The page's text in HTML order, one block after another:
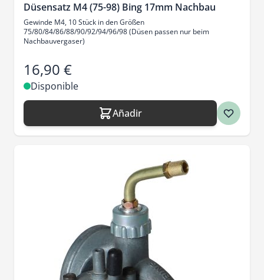
Düsensatz M4 (75-98) Bing 17mm Nachbau
Gewinde M4, 10 Stück in den Größen
75/80/84/86/88/90/92/94/96/98 (Düsen passen nur beim
Nachbauvergaser)
16,90 €
Disponible
Añadir